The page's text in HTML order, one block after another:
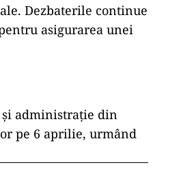
Dezbaterile continue
asigurarea unei
și administrație din
pe 6 aprilie, urmând